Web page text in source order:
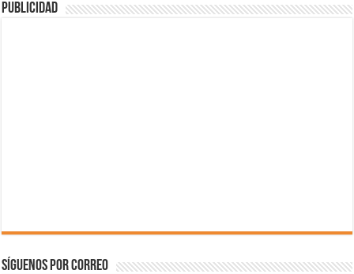
Publicidad
Síguenos por correo